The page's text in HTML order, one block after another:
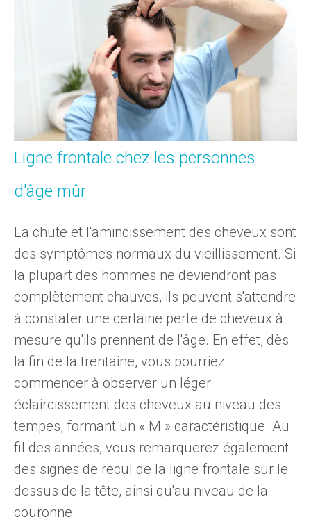
Ligne frontale chez les personnes
d'âge mûr
La chute et l'amincissement des cheveux sont
des symptômes normaux du vieillissement. Si
la plupart des hommes ne deviendront pas
complètement chauves, ils peuvent s'attendre
à constater une certaine perte de cheveux à
mesure qu'ils prennent de l'âge. En effet, dès
la fin de la trentaine, vous pourriez
commencer à observer un léger
éclaircissement des cheveux au niveau des
tempes, formant un « M » caractéristique. Au
fil des années, vous remarquerez également
des signes de recul de la ligne frontale sur le
dessus de la tête, ainsi qu'au niveau de la
couronne.